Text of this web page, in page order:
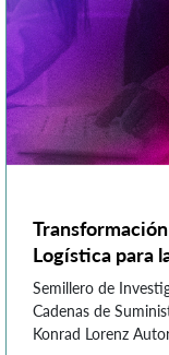
Logística para
Semillero de
Cadenas de
Konrad Lorenz